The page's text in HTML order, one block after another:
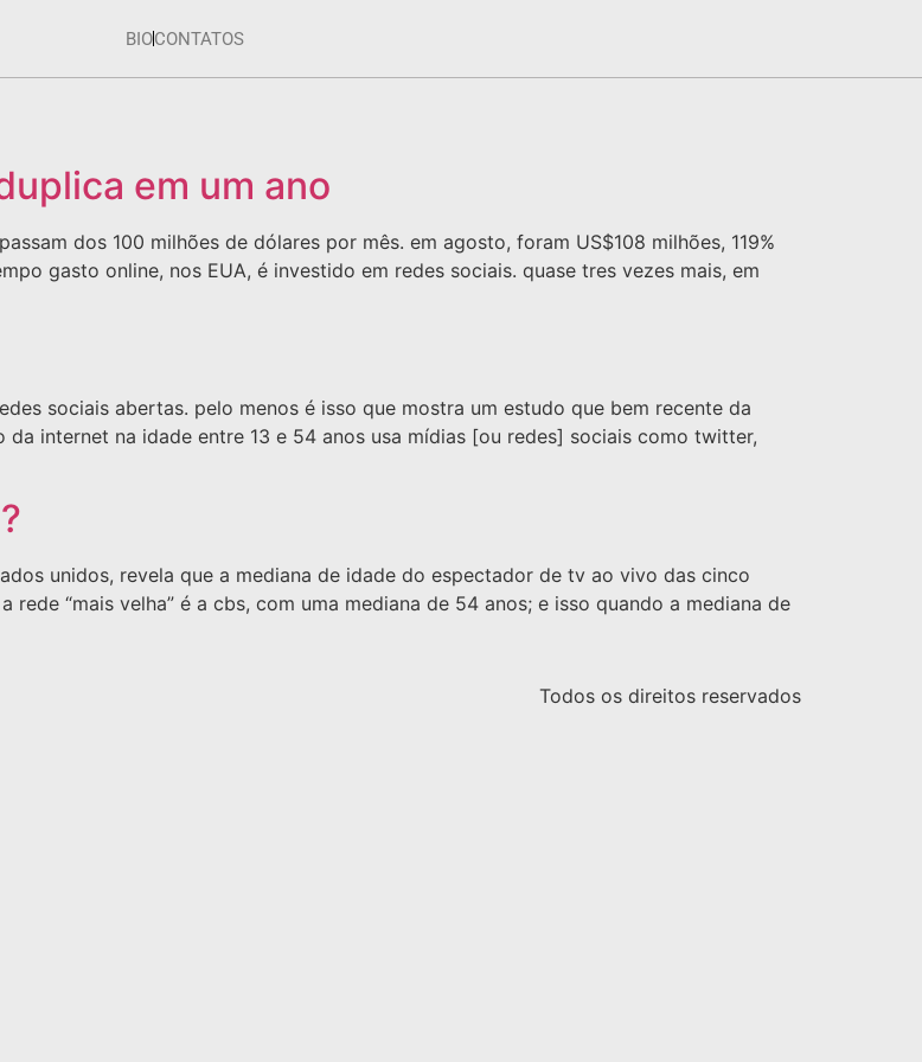
BIOCONTATOS
em um ano
dos 100 milhões de dólares por mês. em agosto, foram US$108 milhões, 119%
gasto online, nos EUA, é investido em redes sociais. quase tres vezes mais, em
sociais abertas. pelo menos é isso que mostra um estudo que bem recente da
internet na idade entre 13 e 54 anos usa mídias [ou redes] sociais como twitter,
unidos, revela que a mediana de idade do espectador de tv ao vivo das cinco
“mais velha” é a cbs, com uma mediana de 54 anos; e isso quando a mediana de
Todos os direitos reservados